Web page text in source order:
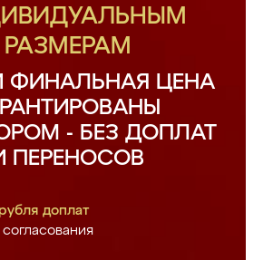
РАЗМЕРАМ
ФИНАЛЬНАЯ ЦЕНА
- БЕЗ ДОПЛАТ
ПЕРЕНОСОВ
доплат